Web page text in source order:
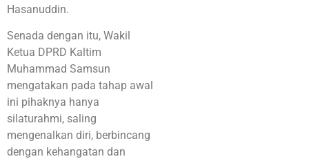
Hasanuddin.
Senada dengan itu, Wakil
Ketua DPRD Kaltim
Muhammad Samsun
mengatakan pada tahap awal
ini pihaknya hanya
silaturahmi, saling
mengenalkan diri, berbincang
dengan kehangatan dan